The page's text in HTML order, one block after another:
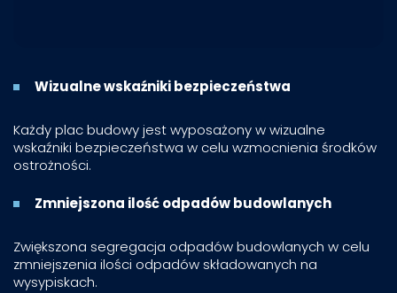
Wizualne wskaźniki bezpieczeństwa
Każdy plac budowy jest wyposażony w wizualne
wskaźniki bezpieczeństwa w celu wzmocnienia środków
ostrożności.
Zmniejszona ilość odpadów budowlanych
Zwiększona segregacja odpadów budowlanych w celu
zmniejszenia ilości odpadów składowanych na
wysypiskach.